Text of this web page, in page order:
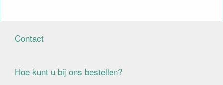
Contact
Hoe kunt u bij ons bestellen?